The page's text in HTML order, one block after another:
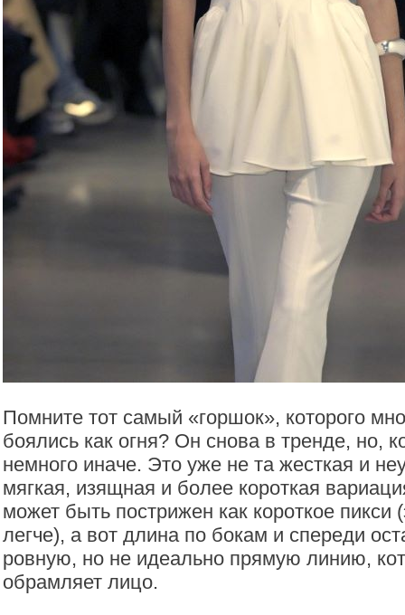
Помните тот самый «горшок», которого
боялись как огня? Он снова в тренде, но,
немного иначе. Это уже не та жесткая и
мягкая, изящная и более короткая
может быть пострижен как короткое пикси
легче), а вот длина по бокам и спереди
ровную, но не идеально прямую линию,
обрамляет лицо.